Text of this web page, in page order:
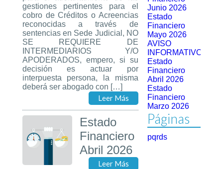
Junio 2026
Estado
Financiero
Mayo 2026
AVISO
INFORMATIVO
Estado
Financiero
Abril 2026
Estado
Financiero
Marzo 2026
Páginas
pqrds
gestiones pertinentes para el
cobro de Créditos o Acreencias
reconocidas a través de
sentencias en Sede Judicial, NO
SE REQUIERE DE
INTERMEDIARIOS Y/O
APODERADOS, empero, si su
decisión es actuar por
interpuesta persona, la misma
deberá ser abogado con […]
Leer Más
Estado
Financiero
Abril 2026
Leer Más